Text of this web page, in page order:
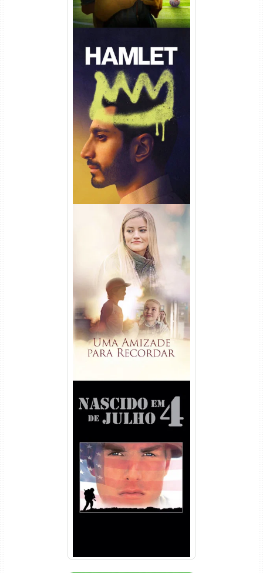
Hamlet Torrent (2026) WEB-
DL 1080p Dual Áudio
Uma Amizade para Recordar
Torrent (2025) WEB-DL 1080p
Dual Áudio
Nascido em 4 de Julho
Torrent (1989) WEB-DL 1080p
Dual Áudio